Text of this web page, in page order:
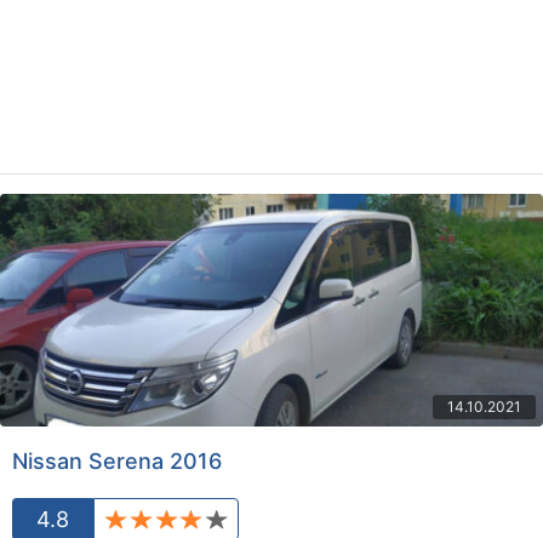
14.10.2021
Nissan Serena 2016
4.8